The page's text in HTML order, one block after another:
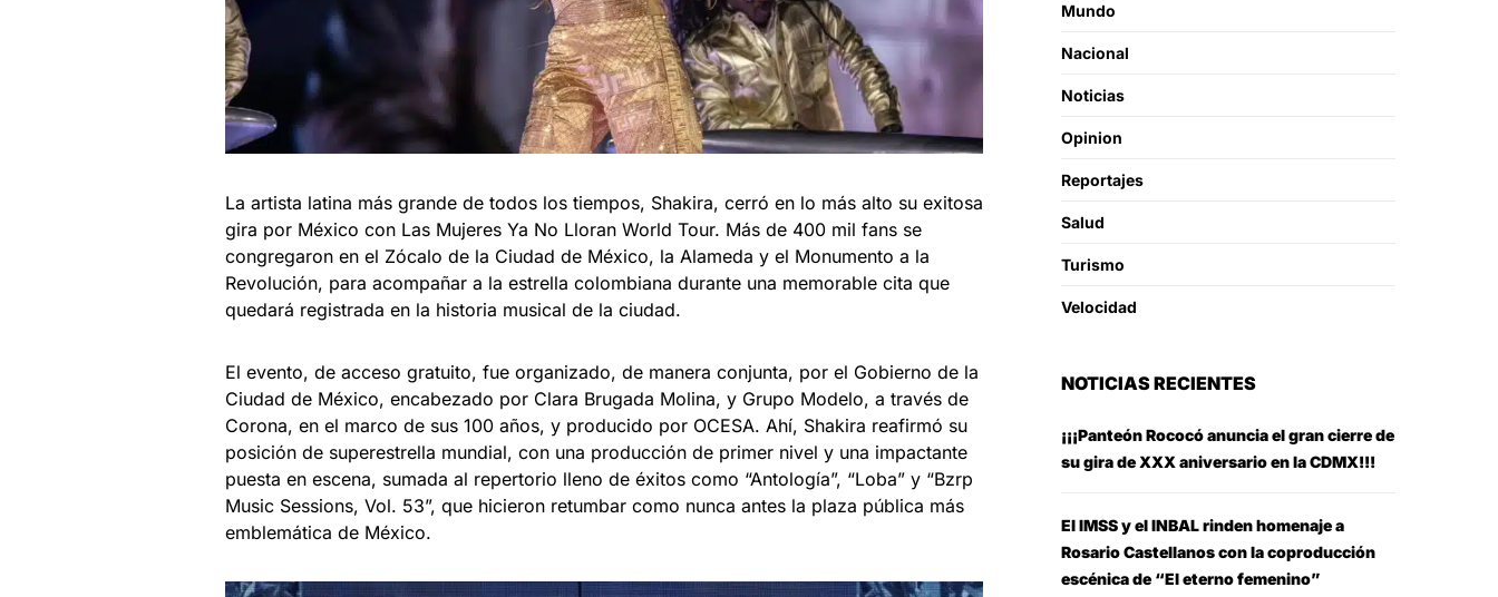
La artista latina más grande de todos los tiempos, Shakira, cerró en lo más alto su exitosa
gira por México con Las Mujeres Ya No Lloran World Tour. Más de 400 mil fans se
congregaron en el Zócalo de la Ciudad de México, la Alameda y el Monumento a la
Revolución, para acompañar a la estrella colombiana durante una memorable cita que
quedará registrada en la historia musical de la ciudad.
El evento, de acceso gratuito, fue organizado, de manera conjunta, por el Gobierno de la
Ciudad de México, encabezado por Clara Brugada Molina, y Grupo Modelo, a través de
Corona, en el marco de sus 100 años, y producido por OCESA. Ahí, Shakira reafirmó su
posición de superestrella mundial, con una producción de primer nivel y una impactante
puesta en escena, sumada al repertorio lleno de éxitos como “Antología”, “Loba” y “Bzrp
Music Sessions, Vol. 53”, que hicieron retumbar como nunca antes la plaza pública más
emblemática de México.
Mundo
Nacional
Noticias
Opinion
Reportajes
Salud
Turismo
Velocidad
NOTICIAS RECIENTES
¡¡¡Panteón Rococó anuncia el gran cierre de
su gira de XXX aniversario en la CDMX!!!
El IMSS y el INBAL rinden homenaje a
Rosario Castellanos con la coproducción
escénica de “El eterno femenino”